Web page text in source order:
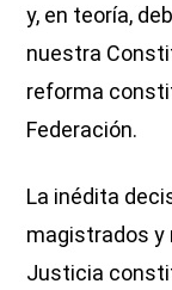
y, en teoría,
nuestra
reforma
Federación.
La inédita
magistrados y
Justicia